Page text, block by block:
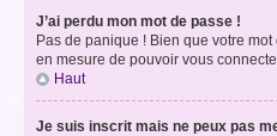
J’ai perdu mon mot de passe !
Pas de panique ! Bien que votre
en mesure de pouvoir vous
Haut
Je suis inscrit mais ne peux pas